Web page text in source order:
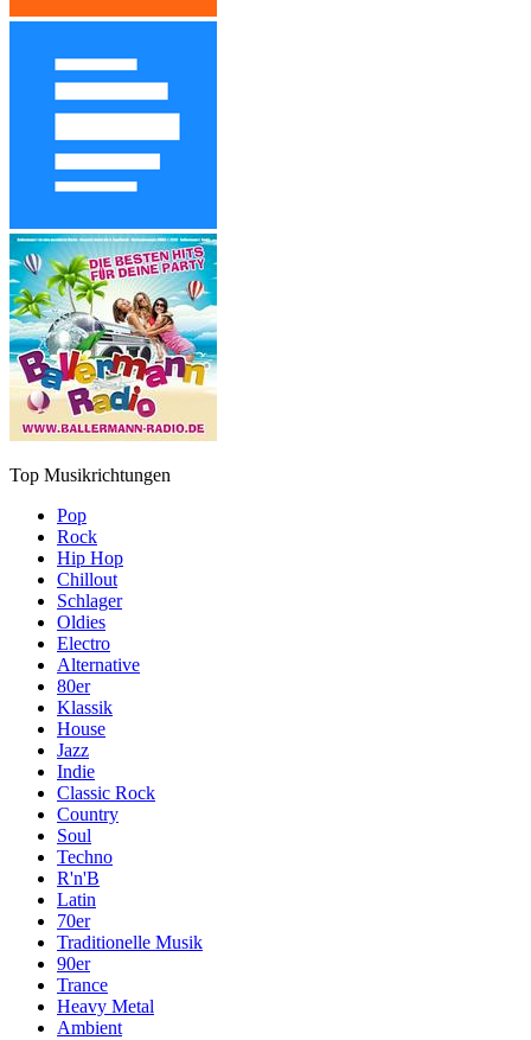
Top Musikrichtungen
Pop
Rock
Hip Hop
Chillout
Schlager
Oldies
Electro
Alternative
80er
Klassik
House
Jazz
Indie
Classic Rock
Country
Soul
Techno
R'n'B
Latin
70er
Traditionelle Musik
90er
Trance
Heavy Metal
Ambient